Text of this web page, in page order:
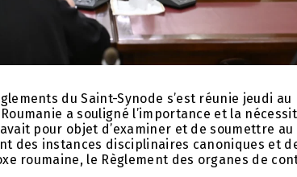
du Saint-Synode s’est réunie jeudi
a souligné l’importance et la
pour objet d’examiner et de soumettre
des instances disciplinaires canoniques et
roumaine, le Règlement des organes de